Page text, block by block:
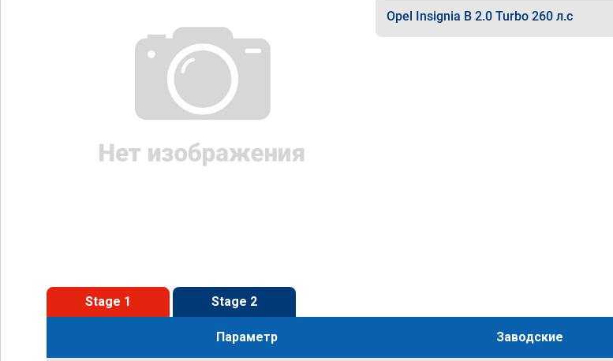
Opel Insignia B 2.0 Turbo 260 л.с
Stage 1 Stage 2
Параметр Заводские